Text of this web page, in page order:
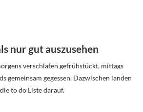
nur gut auszusehen
verschlafen gefrühstückt, mittags
gemeinsam gegessen. Dazwischen landen
to do Liste darauf.